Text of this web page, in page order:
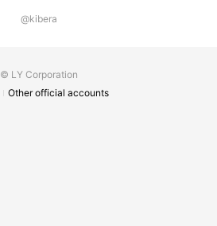
@kibera
© LY Corporation
Other official accounts